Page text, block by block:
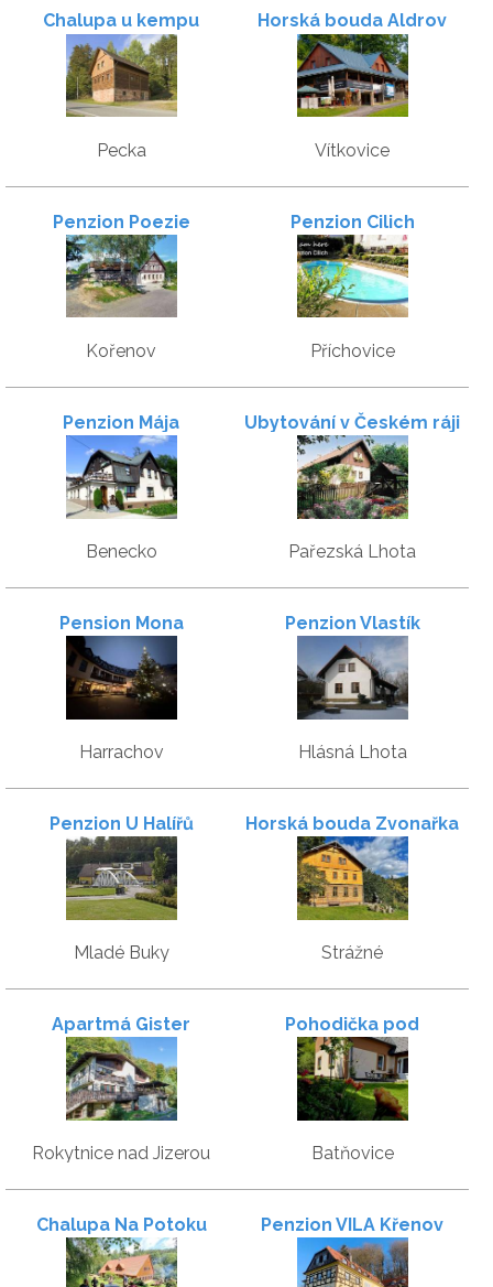
Chalupa u kempu
Pecka
Horská bouda Aldrov
Vítkovice
Penzion Poezie
Kořenov
Penzion Cilich
Příchovice
Penzion Mája
Benecko
Ubytování v Českém ráji
Pařezská Lhota
Pension Mona
Harrachov
Penzion Vlastík
Hlásná Lhota
Penzion U Halířů
Mladé Buky
Horská bouda Zvonařka
Strážné
Apartmá Gister
Rokytnice nad Jizerou
Pohodička pod
Verpánem
Batňovice
Chalupa Na Potoku Penzion VILA Křenov